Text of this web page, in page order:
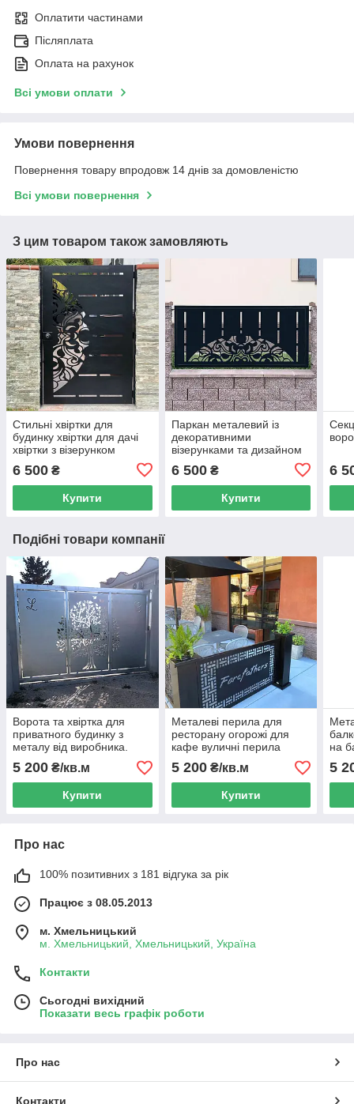
Оплатити частинами
Післяплата
Оплата на рахунок
Всі умови оплати
Умови повернення
Повернення товару впродовж 14 днів за домовленістю
Всі умови повернення
З цим товаром також замовляють
Стильні хвіртки для
будинку хвіртки для дачі
хвіртки з візерунком
6 500 ₴
Купити
Паркан металевий із
декоративними
візерунками та дизайном
6 500₴
Купити
6
Подібні товари компанії
Ворота та хвіртка для
приватного будинку з
металу від виробника.
5 200 ₴/кв.м
Купити
Металеві перила для
ресторану огорожі для
кафе вуличні перила
5 200₴/кв.м
Купити
на
5
Про нас
100% позитивних з 181 відгука за рік
Працює з 08.05.2013
м. Хмельницький
м. Хмельницький, Хмельницький, Україна
Контакти
Сьогодні вихідний
Показати весь графік роботи
Про нас
Контакти